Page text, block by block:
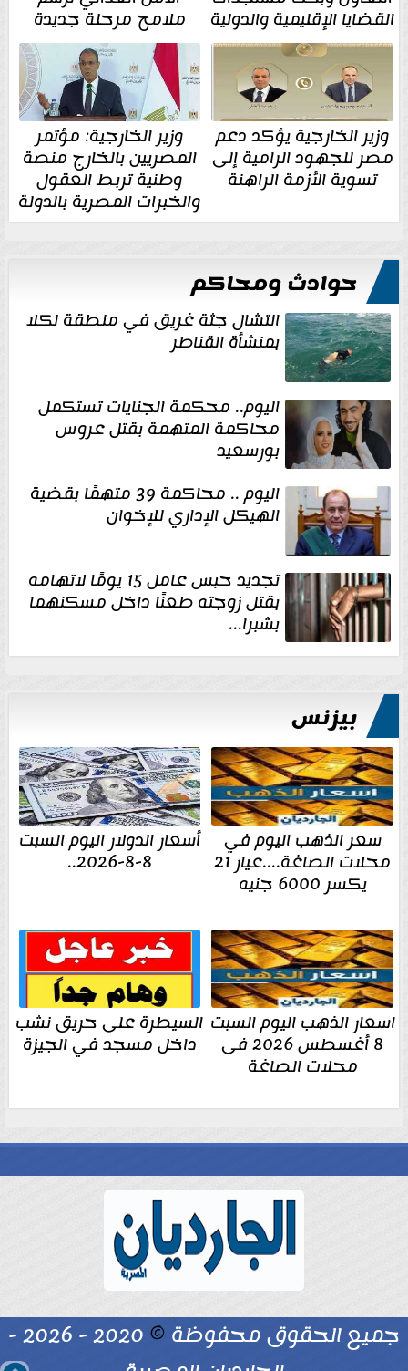
القضايا الإقليمية والدولية ملامح مرحلة جديدة
وزير الخارجية يؤكد دعم
مصر للجهود الرامية إلى
تسوية الأزمة الراهنة
وزير الخارجية: مؤتمر
المصريين بالخارج منصة
وطنية تربط العقول
والخبرات المصرية بالدولة
حوادث ومحاكم
انتشال جثة غريق في منطقة نكلا
بمنشأة القناطر
اليوم.. محكمة الجنايات تستكمل
محاكمة المتهمة بقتل عروس
بورسعيد
اليوم .. محاكمة 39 متهمًا بقضية
الهيكل الإداري للإخوان
تجديد حبس عامل 15 يومًا لاتهامه
بقتل زوجته طعنًا داخل مسكنهما
بشبرا...
بيزنس
سعر الذهب اليوم في
محلات الصاغة....عيار 21
يكسر 6000 جنيه
أسعار الدولار اليوم السبت
8-8-2026..
اسعار الذهب اليوم السبت
8 أغسطس 2026 فى
محلات الصاغة
السيطرة على حريق نشب
داخل مسجد في الجيزة
جميع الحقوق محفوظة ©
2020 - 2026 -